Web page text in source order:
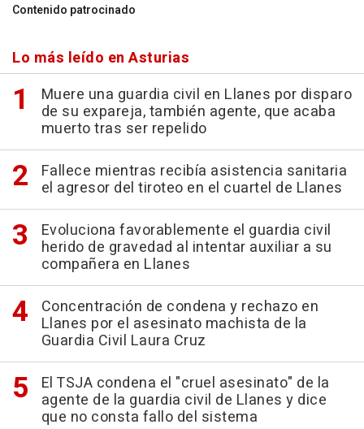
Contenido patrocinado
Lo más leído en Asturias
Muere una guardia civil en Llanes por disparo
de su expareja, también agente, que acaba
muerto tras ser repelido
Fallece mientras recibía asistencia sanitaria
el agresor del tiroteo en el cuartel de Llanes
Evoluciona favorablemente el guardia civil
herido de gravedad al intentar auxiliar a su
compañera en Llanes
Concentración de condena y rechazo en
Llanes por el asesinato machista de la
Guardia Civil Laura Cruz
El TSJA condena el "cruel asesinato" de la
agente de la guardia civil de Llanes y dice
que no consta fallo del sistema